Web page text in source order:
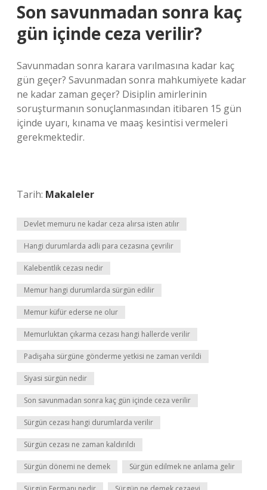
Son savunmadan sonra kaç
gün içinde ceza verilir?
Savunmadan sonra karara varılmasına kadar kaç
gün geçer? Savunmadan sonra mahkumiyete kadar
ne kadar zaman geçer? Disiplin amirlerinin
soruşturmanın sonuçlanmasından itibaren 15 gün
içinde uyarı, kınama ve maaş kesintisi vermeleri
gerekmektedir.
Tarih: Makaleler
Devlet memuru ne kadar ceza alırsa isten atılır
Hangi durumlarda adli para cezasına çevrilir
Kalebentlik cezası nedir
Memur hangi durumlarda sürgün edilir
Memur küfür ederse ne olur
Memurluktan çıkarma cezası hangi hallerde verilir
Padişaha sürgüne gönderme yetkisi ne zaman verildi
Siyasi sürgün nedir
Son savunmadan sonra kaç gün içinde ceza verilir
Sürgün cezası hangi durumlarda verilir
Sürgün cezası ne zaman kaldırıldı
Sürgün dönemi ne demek Sürgün edilmek ne anlama gelir